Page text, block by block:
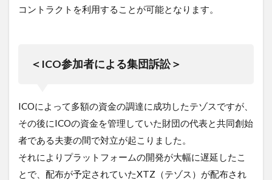
入
引
コントラクトを利用することが可能となります。
＜ICO参加者による集団訴訟＞
ICOによって多額の資金の調達に成功したテゾスですが、
その後にICOの資金を管理していた財団の代表と共同創始
者である夫妻の間で対立が起こりました。
それによりプラットフォームの開発が大幅に遅延したこ
とで、配布が予定されていたXTZ（テゾス）が配布され